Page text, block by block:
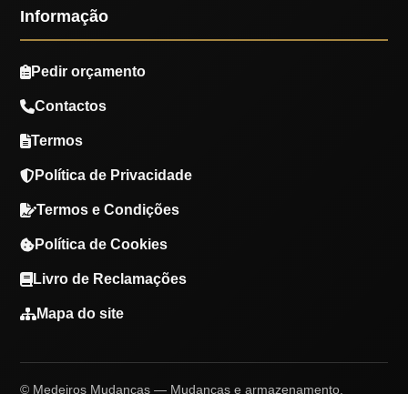
Informação
Pedir orçamento
Contactos
Termos
Política de Privacidade
Termos e Condições
Política de Cookies
Livro de Reclamações
Mapa do site
© Medeiros Mudanças — Mudanças e armazenamento.